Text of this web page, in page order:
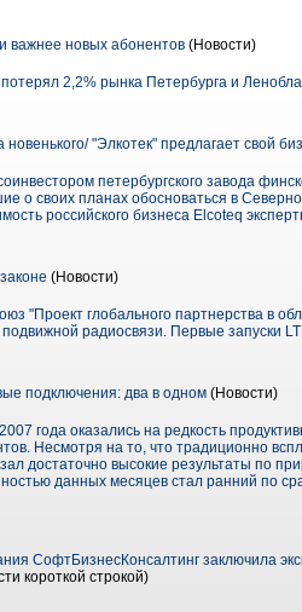
важнее новых абонентов (Новости)
2,2% рынка Петербурга и
новенького/ "Элкотек" предлагает свой
петербургского завода
о своих планах обосноваться в
российского бизнеса Elcoteq
(Новости)
"Проект глобального партнерства в
радиосвязи. Первые запуски
подключения: два в одном (Новости)
года оказались на редкость
Несмотря на то, что традиционно
достаточно высокие результаты по
данных месяцев стал ранний по
СофтБизнесКонсалтинг заключила
короткой строкой)